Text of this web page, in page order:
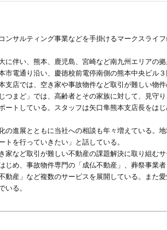
ンサルティング事業などを手掛けるマークスライ
に伴い、熊本、鹿児島、宮崎など南九州エリアの
市電通り沿い、慶徳校前電停南側の熊本中央ビル
支店では、空き家や事故物件など取引が難しい物
つまど」では、高齢者とその家族に対して、見守
ートしている。スタッフは矢口隼熊本支店長をは
の進展とともに当社への相談も年々増えている。
トを行っていきたい」と話している。
家など取引が難しい不動産の課題解決に取り組む
じめ、事故物件専門の「成仏不動産」、葬祭事業
動産」など複数のサービスを展開している。また
いる。